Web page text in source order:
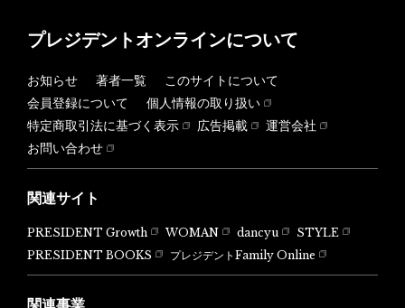
プレジデントオンラインについて
お知らせ 著者一覧
このサイトについて
会員登録について
個人情報の取り扱い
特定商取引法に基づく表示
広告掲載
運営会社
お問い合わせ
関連サイト
PRESIDENT Growth WOMAN dancyu
STYLE
PRESIDENT BOOKS
プレジデントFamily Online
関連事業